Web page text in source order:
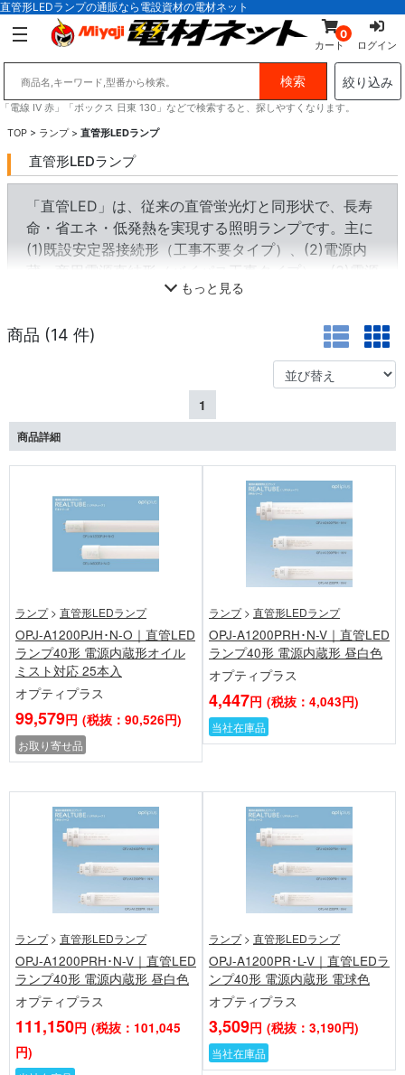
直管形LEDランプの通販なら電設資材の電材ネット
0
カート ログイン
絞り込み
「電線 IV 赤」「ボックス 日東 130」などで検索すると、探しやすくなります。
TOP > ランプ> 直管形LEDランプ
直管形LEDランプ
「直管LED」は、従来の直管蛍光灯と同形状で、長寿
命・省エネ・低発熱を実現する照明ランプです。主に
(1)既設安定器接続形（工事不要タイプ）、(2)電源内
蔵・商用電源直結形（バイパス工事タイプ）、(3)電源
別置・直流入力形（バイパス工事タイプ）の3種類が
す。【ご注意】 蛍光灯器具からLED化する場合、原則
として電気工事士による安定器バイパス工事、または
器具ごとの交換が必要です。工事不要タイプはグロー
式限定で、既設安定器の劣化による発熱・発火リスク
が残るため、日本照明工業会は器具ごとの交換を推奨
しています。
もっと見る
商品 (14 件)
1
商品詳細
ランプ > 直管形LEDランプ
OPJ-A1200PJH･N-O｜直管LED
ランプ40形 電源内蔵形オイル
ミスト対応 25本入
オプティプラス
99,579円 (税抜：90,526円)
お取り寄せ品
ランプ > 直管形LEDランプ
OPJ-A1200PRH･N-V｜直管LED
ランプ40形 電源内蔵形 昼白色
オプティプラス
4,447円 (税抜：4,043円)
当社在庫品
ランプ > 直管形LEDランプ
OPJ-A1200PRH･N-V｜直管LED
ランプ40形 電源内蔵形 昼白色
オプティプラス
111,150円 (税抜：101,045
円)
ランプ > 直管形LEDランプ
OPJ-A1200PR･L-V｜直管LEDラ
ンプ40形 電源内蔵形 電球色
オプティプラス
3,509円 (税抜：3,190円)
当社在庫品